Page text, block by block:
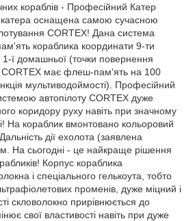
кораблів - Професійний Катер
оснащена самою сучасною
CORTEX! Дана система
кораблика координати 9-ти
1-ї домашньої (точки повернення
CORTEX має флеш-пам'ять на 100
мультиводоймості). Професійний
автопілоту CORTEX дуже
коридору руху навіть при значному
На кораблик вмонтовано кольоровий
дії ехолота (заявлена
На сьогодні - це найкраще рішення
Корпус кораблика
і спеціального гелькоута, тобто
променів, дуже міцний і
скловолокно прирівнюється до
свої властивості навіть при дуже